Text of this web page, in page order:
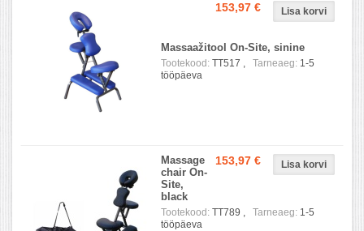
153,97 €
Massaažitool On-Site, sinine
Tootekood: TT517 , Tarneaeg: 1-5
tööpäeva
153,97 €
Massage
chair On-
Site,
black
Tootekood: TT789 , Tarneaeg: 1-5
tööpäeva